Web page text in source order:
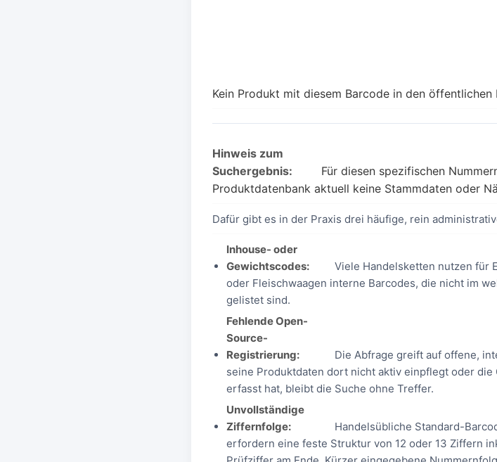
Kein Produkt mit diesem Barcode in den öffentlichen
Hinweis zum
Suchergebnis:
Für diesen spezifischen
Produktdatenbank aktuell keine Stammdaten oder
Dafür gibt es in der Praxis drei häufige, rein
Inhouse- oder
Gewichtscodes:
Viele Handelsketten nutzen für
oder Fleischwaagen interne Barcodes, die nicht im
gelistet sind.
Fehlende Open-
Source-
Registrierung:
Die Abfrage greift auf offene,
seine Produktdaten dort nicht aktiv einpflegt oder
erfasst hat, bleibt die Suche ohne Treffer.
Unvollständige
Ziffernfolge:
Handelsübliche Standard-
erfordern eine feste Struktur von 12 oder 13 Ziffern